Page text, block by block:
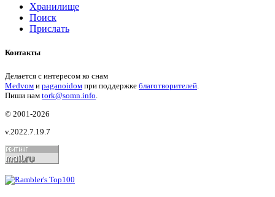
Хранилище
Поиск
Прислать
Контакты
Делается с интересом ко снам
Medvом и paganoidом при поддержке благотворителей.
Пиши нам tork@somn.info.
© 2001 -2026
v.2022.7.19.7